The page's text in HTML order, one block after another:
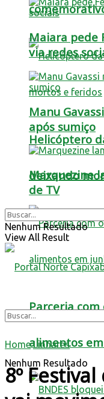
Helicóptero
deixando
Parceria com
alimentos
Maiara pede
via redes
Manu
após sumiço
Marquezine
de TV
Nenhum Resultado
View All Result
Nenhum Resultado
Home Linhares
8º